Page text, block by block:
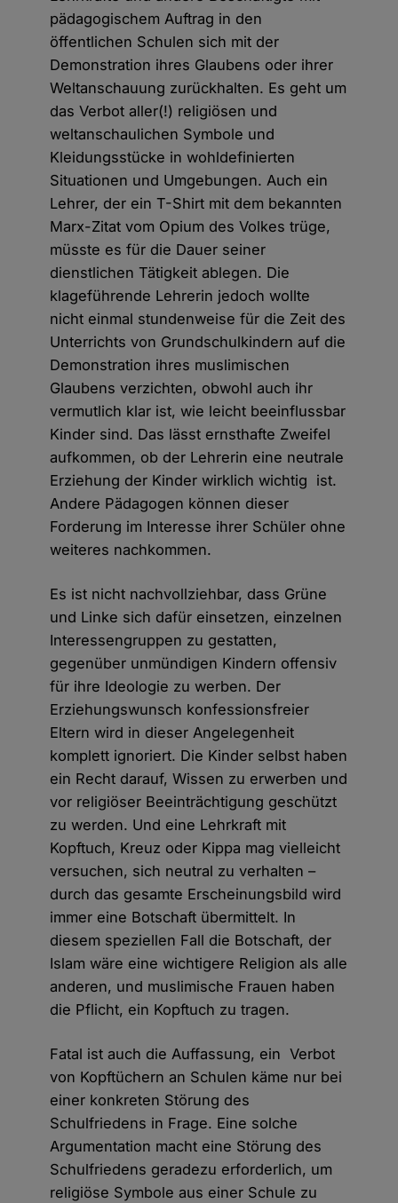
pädagogischem Auftrag in den
öffentlichen Schulen sich mit der
Demonstration ihres Glaubens oder ihrer
Weltanschauung zurückhalten. Es geht um
das Verbot aller(!) religiösen und
weltanschaulichen Symbole und
Kleidungsstücke in wohldefinierten
Situationen und Umgebungen. Auch ein
Lehrer, der ein T-Shirt mit dem bekannten
Marx-Zitat vom Opium des Volkes trüge,
müsste es für die Dauer seiner
dienstlichen Tätigkeit ablegen. Die
klageführende Lehrerin jedoch wollte
nicht einmal stundenweise für die Zeit des
Unterrichts von Grundschulkindern auf die
Demonstration ihres muslimischen
Glaubens verzichten, obwohl auch ihr
vermutlich klar ist, wie leicht beeinflussbar
Kinder sind. Das lässt ernsthafte Zweifel
aufkommen, ob der Lehrerin eine neutrale
Erziehung der Kinder wirklich wichtig ist.
Andere Pädagogen können dieser
Forderung im Interesse ihrer Schüler ohne
weiteres nachkommen.
Es ist nicht nachvollziehbar, dass Grüne
und Linke sich dafür einsetzen, einzelnen
Interessengruppen zu gestatten,
gegenüber unmündigen Kindern offensiv
für ihre Ideologie zu werben. Der
Erziehungs­wunsch konfessionsfreier
Eltern wird in dieser Angelegenheit
komplett ignoriert. Die Kinder selbst haben
ein Recht darauf, Wissen zu erwerben und
vor religiöser Beeinträchtigung geschützt
zu werden. Und eine Lehrkraft mit
Kopftuch, Kreuz oder Kippa mag vielleicht
versuchen, sich neutral zu verhalten –
durch das gesamte Erscheinungsbild wird
immer eine Botschaft übermittelt. In
diesem speziellen Fall die Botschaft, der
Islam wäre eine wichtigere Religion als alle
anderen, und muslimische Frauen haben
die Pflicht, ein Kopftuch zu tragen.
Fatal ist auch die Auffassung, ein Verbot
von Kopftüchern an Schulen käme nur bei
einer konkreten Störung des
Schulfriedens in Frage. Eine solche
Argumentation macht eine Störung des
Schulfriedens geradezu erforderlich, um
religiöse Symbole aus einer Schule zu